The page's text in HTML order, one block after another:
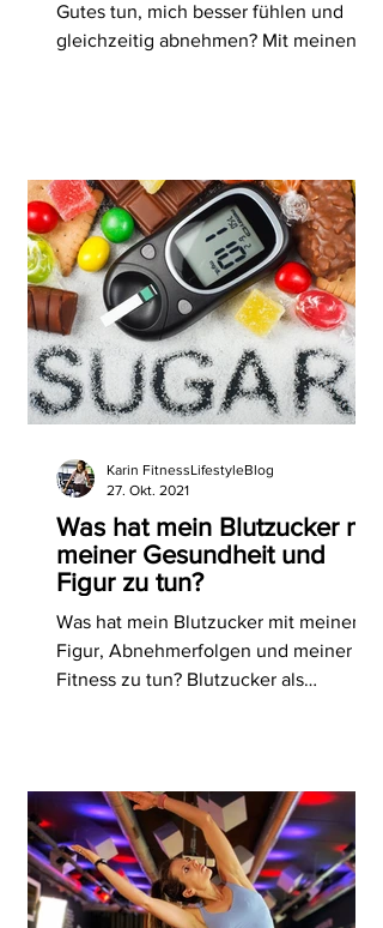
Gutes tun, mich besser fühlen und
gleichzeitig abnehmen? Mit meinen
Was hat mein Blutzucker mit
meiner Gesundheit und
Figur zu tun?
Was hat mein Blutzucker mit meiner
Figur, Abnehmerfolgen und meiner
Fitness zu tun? Blutzucker als
Karin FitnessLifestyleBlog
27. Okt. 2021